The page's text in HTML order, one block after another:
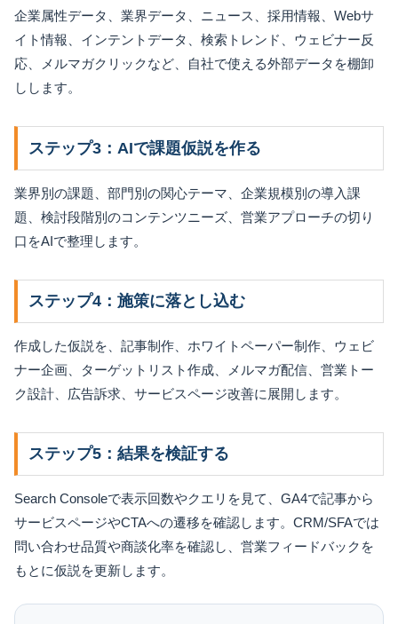
企業属性データ、業界データ、ニュース、採用情報、Webサ
イト情報、インテントデータ、検索トレンド、ウェビナー反
応、メルマガクリックなど、自社で使える外部データを棚卸
しします。
ステップ3：AIで課題仮説を作る
業界別の課題、部門別の関心テーマ、企業規模別の導入課
題、検討段階別のコンテンツニーズ、営業アプローチの切り
口をAIで整理します。
ステップ4：施策に落とし込む
作成した仮説を、記事制作、ホワイトペーパー制作、ウェビ
ナー企画、ターゲットリスト作成、メルマガ配信、営業トー
ク設計、広告訴求、サービスページ改善に展開します。
ステップ5：結果を検証する
Search Consoleで表示回数やクエリを見て、GA4で記事から
サービスページやCTAへの遷移を確認します。CRM/SFAでは
問い合わせ品質や商談化率を確認し、営業フィードバックを
もとに仮説を更新します。